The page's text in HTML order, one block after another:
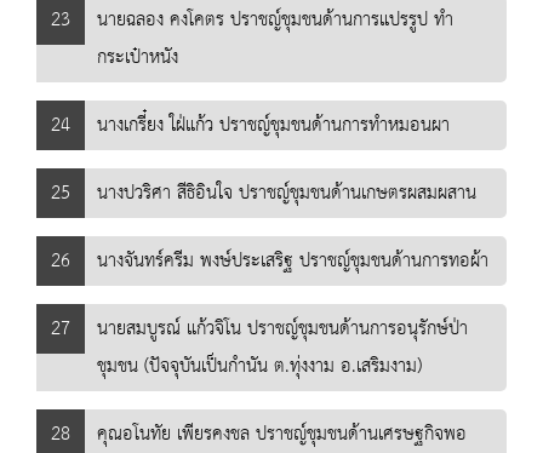
23
นายฉลอง คงโคตร ปราชญ์ชุมชนด้านการแปรรูป ทำ
กระเป๋าหนัง
24
นางเกรี๋ยง ใฝ่แก้ว ปราชญ์ชุมชนด้านการทำหมอนผา
25
นางปวริศา สีธิอินใจ ปราชญ์ชุมชนด้านเกษตรผสมผสาน
26
นางจันทร์ครีม พงษ์ประเสริฐ ปราชญ์ชุมชนด้านการทอผ้า
27
นายสมบูรณ์ แก้วจิโน ปราชญ์ชุมชนด้านการอนุรักษ์ป่า
ชุมชน (ปัจจุบันเป็นกำนัน ต.ทุ่งงาม อ.เสริมงาม)
28
คุณอโนทัย เพียรคงชล ปราชญ์ชุมชนด้านเศรษฐกิจพอ